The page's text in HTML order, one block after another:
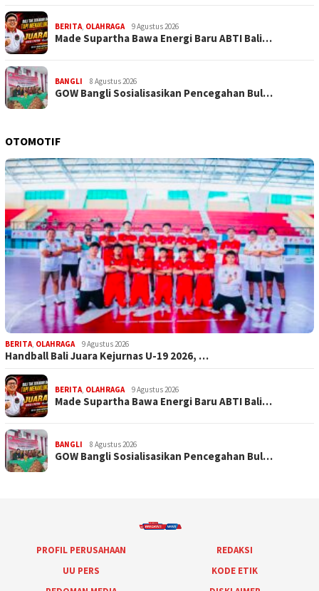
BERITA, OLAHRAGA 9 Agustus 2026
Made Supartha Bawa Energi Baru ABTI Bali…
BANGLI 8 Agustus 2026
GOW Bangli Sosialisasikan Pencegahan Bul…
OTOMOTIF
BERITA, OLAHRAGA 9 Agustus 2026
Handball Bali Juara Kejurnas U-19 2026, …
BERITA, OLAHRAGA 9 Agustus 2026
Made Supartha Bawa Energi Baru ABTI Bali…
BANGLI 8 Agustus 2026
GOW Bangli Sosialisasikan Pencegahan Bul…
PROFIL PERUSAHAAN
REDAKSI
UU PERS
KODE ETIK